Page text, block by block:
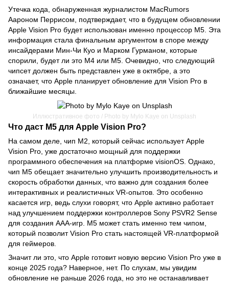
Утечка кода, обнаруженная журналистом MacRumors
Аароном Перрисом, подтверждает, что в будущем обновлении
Apple Vision Pro будет использован именно процессор M5. Эта
информация стала финальным аргументом в споре между
инсайдерами Мин-Чи Куо и Марком Гурманом, которые
спорили, будет ли это M4 или M5. Очевидно, что следующий
чипсет должен быть представлен уже в октябре, а это
означает, что Apple планирует обновление для Vision Pro в
ближайшие месяцы.
Иллюстративное фото / Photo by Mylo Kaye on Unsplash
Что даст M5 для Apple Vision Pro?
На самом деле, чип M2, который сейчас использует Apple
Vision Pro, уже достаточно мощный для поддержки
программного обеспечения на платформе visionOS. Однако,
чип M5 обещает значительно улучшить производительность и
скорость обработки данных, что важно для создания более
интерактивных и реалистичных VR-опытов. Это особенно
касается игр, ведь слухи говорят, что Apple активно работает
над улучшением поддержки контроллеров Sony PSVR2 Sense
для создания AAA-игр. M5 может стать именно тем чипом,
который позволит Vision Pro стать настоящей VR-платформой
для геймеров.
Значит ли это, что Apple готовит новую версию Vision Pro уже в
конце 2025 года? Наверное, нет. По слухам, мы увидим
обновление не раньше 2026 года, но это не останавливает